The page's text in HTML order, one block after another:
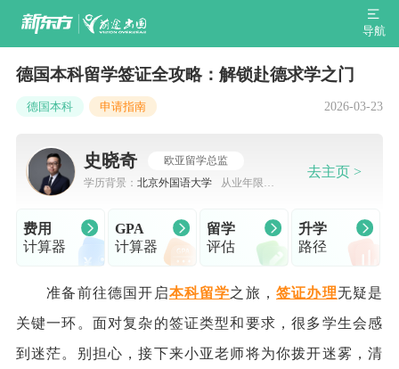
导航
德国本科留学签证全攻略：解锁赴德求学之门
德国本科 申请指南 2026-03-23
史晓奇
欧亚留学总监
学历背景： 北京外国语大学
从业年限：
去主页 >
费用
计算器
GPA
计算器
留学
评估
升学
路径
准备前往德国开启本科留学之旅，签证办理无疑是
关键一环。面对复杂的签证类型和要求，很多学生会感
到迷茫。别担心，接下来小亚老师将为你拨开迷雾，清